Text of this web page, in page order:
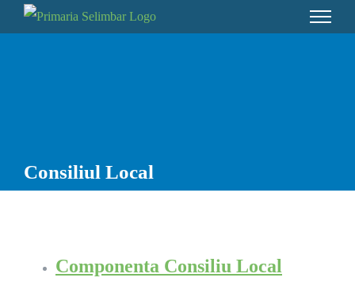
to
Consiliul Local
Componenta Consiliu Local